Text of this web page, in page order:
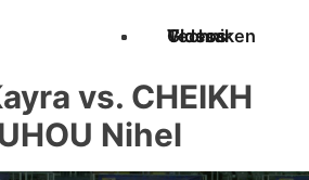
Techniken
Videos
Glossar
vs. CHEIKH
Nihel